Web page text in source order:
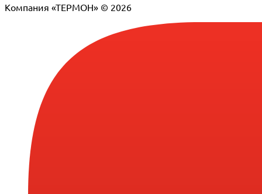
Компания «ТЕРМОН» © 2026